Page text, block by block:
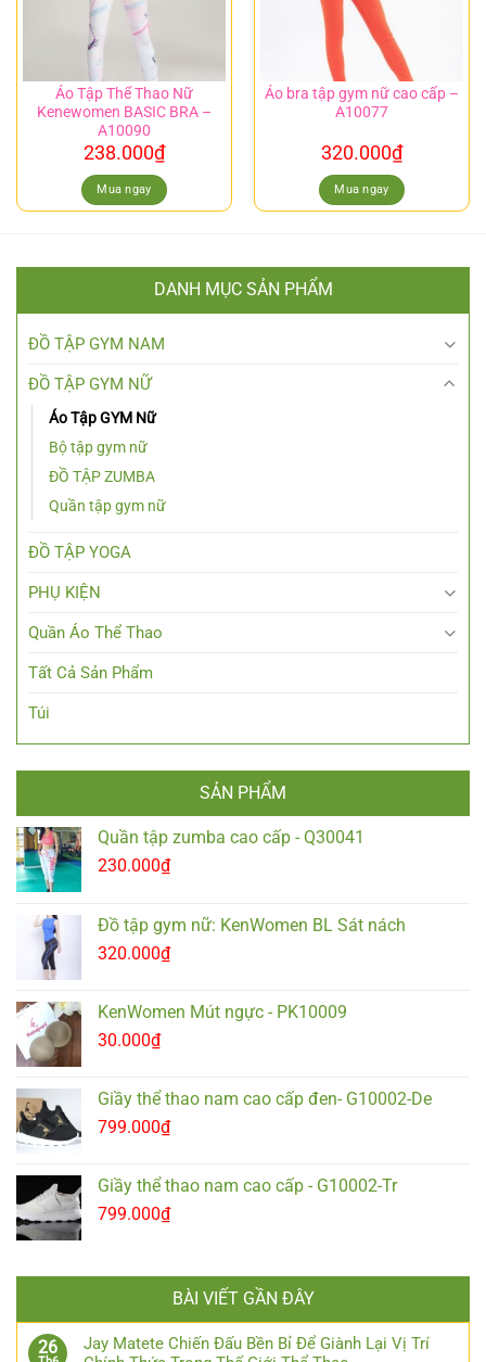
Áo Tập Thể Thao Nữ
Kenewomen BASIC BRA –
A10090
238.000₫
Mua ngay
Áo bra tập gym nữ cao cấp –
A10077
320.000₫
Mua ngay
DANH MỤC SẢN PHẨM
ĐỒ TẬP GYM NAM
ĐỒ TẬP GYM NỮ
Áo Tập GYM Nữ
Bộ tập gym nữ
ĐỒ TẬP ZUMBA
Quần tập gym nữ
ĐỒ TẬP YOGA
PHỤ KIỆN
Quần Áo Thể Thao
Tất Cả Sản Phẩm
Túi
SẢN PHẨM
Quần tập zumba cao cấp - Q30041
230.000₫
Đồ tập gym nữ: KenWomen BL Sát nách
320.000₫
KenWomen Mút ngực - PK10009
30.000₫
Giầy thể thao nam cao cấp đen- G10002-De
799.000₫
Giầy thể thao nam cao cấp - G10002-Tr
799.000₫
BÀI VIẾT GẦN ĐÂY
26
Jay Matete Chiến Đấu Bền Bỉ Để Giành Lại Vị Trí